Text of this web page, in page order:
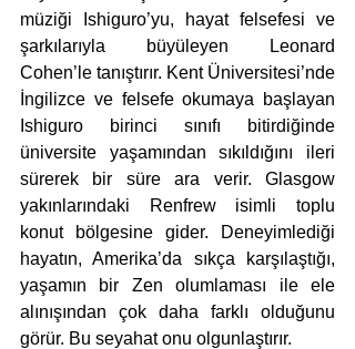
müziği Ishiguro’yu, hayat felsefesi ve
şarkılarıyla büyüleyen Leonard
Cohen’le tanıştırır. Kent Üniversitesi’nde
İngilizce ve felsefe okumaya başlayan
Ishiguro birinci sınıfı bitirdiğinde
üniversite yaşamından sıkıldığını ileri
sürerek bir süre ara verir. Glasgow
yakınlarındaki Renfrew isimli toplu
konut bölgesine gider. Deneyimlediği
hayatın, Amerika’da sıkça karşılaştığı,
yaşamın bir Zen olumlaması ile ele
alınışından çok daha farklı olduğunu
görür. Bu seyahat onu olgunlaştırır.